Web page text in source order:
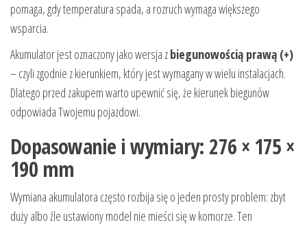
pomaga, gdy temperatura spada, a rozruch wymaga większego
wsparcia.
Akumulator jest oznaczony jako wersja zbiegunowością prawą (+)
– czyli zgodnie z kierunkiem, który jest wymagany w wielu instalacjach.
Dlatego przed zakupem warto upewnić się, że kierunek biegunów
odpowiada Twojemu pojazdowi.
Dopasowanie i wymiary: 276 × 175 ×
190 mm
Wymiana akumulatora często rozbija się o jeden prosty problem: zbyt
duży albo źle ustawiony model nie mieści się w komorze. Ten